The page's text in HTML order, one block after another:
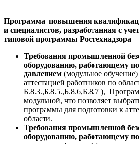
Программа повышения
и специалистов, разработанная с
типовой программы Ростехнадзора
Требования промышленной
оборудованию, работающему
давлением (модульное
аттестацией работников по
Б.8.3.,Б.8.5.,Б.8.6,Б.8.7 ),
модульной, что позволяет
программы для подготовки к
области.
Требования промышленной
оборудованию, работающему